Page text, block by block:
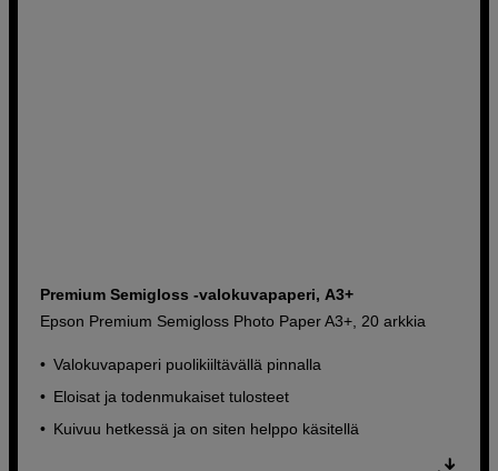
Premium Semigloss -valokuvapaperi, A3+
Epson Premium Semigloss Photo Paper A3+, 20 arkkia
Valokuvapaperi puolikiiltävällä pinnalla
Eloisat ja todenmukaiset tulosteet
Kuivuu hetkessä ja on siten helppo käsitellä